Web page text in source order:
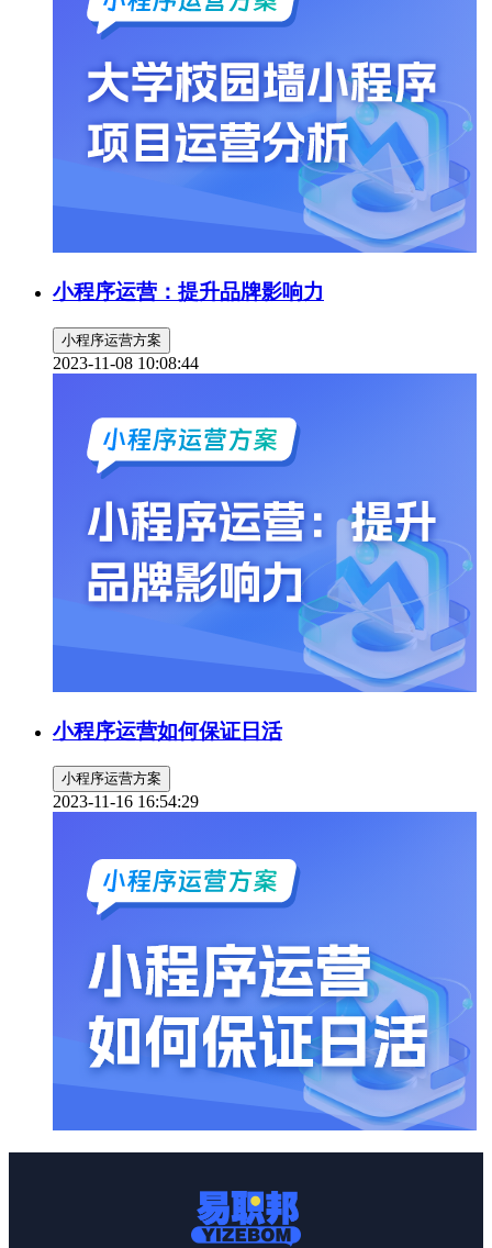
小程序运营：提升品牌影响力
小程序运营方案
2023-11-08 10:08:44
小程序运营如何保证日活
小程序运营方案
2023-11-16 16:54:29